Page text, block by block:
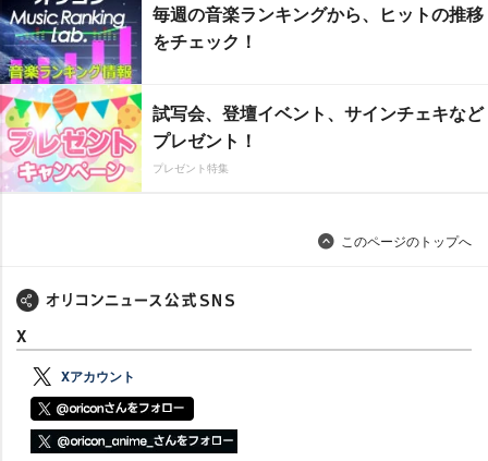
毎週の音楽ランキングから、ヒットの推移
をチェック！
試写会、登壇イベント、サインチェキなど
プレゼント！
プレゼント特集
このページのトップへ
X
Xアカウント